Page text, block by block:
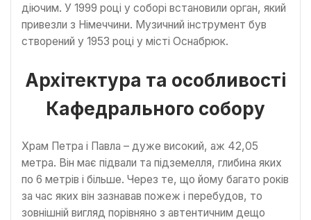
діючим. У 1999 році у соборі встановили орган, який
привезли з Німеччини. Музичний інструмент був
створений у 1953 році у місті Оснабрюк.
Архітектура та особливості
Кафедрального собору
Храм Петра і Павла – дуже високий, аж 42,05
метра. Він має підвали та підземелля, глибина яких
по 6 метрів і більше. Через те, що йому багато років
за час яких він зазнавав пожеж і перебудов, то
зовнішній вигляд порівняно з автентичним дещо